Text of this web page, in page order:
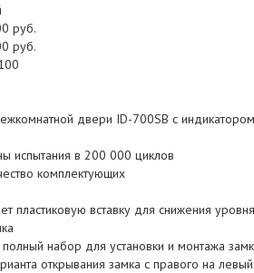
руб.
руб.
двери ID-700SB с
испытания в 200 000 циклов
комплектующих
пластиковую вставку для снижения
набор для установки и монтажа
открывания замка с правого на левый